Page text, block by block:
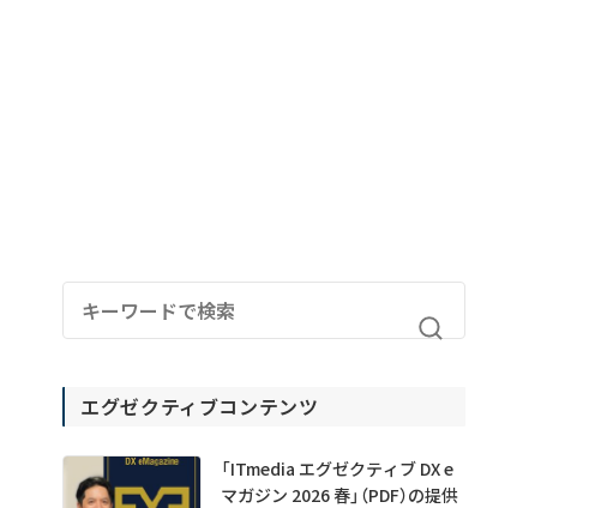
エグゼクティブコンテンツ
「ITmedia エグゼクティブ DX e
マガジン 2026 春」（PDF）の提供